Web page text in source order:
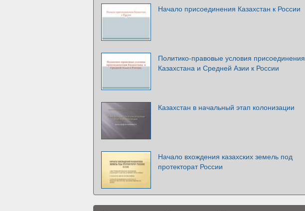
Начало присоединения Казахстан к России
Политико-правовые условия присоединения
Казахстана и Средней Азии к России
Казахстан в начальный этап колонизации
Начало вхождения казахских земель под
протекторат России